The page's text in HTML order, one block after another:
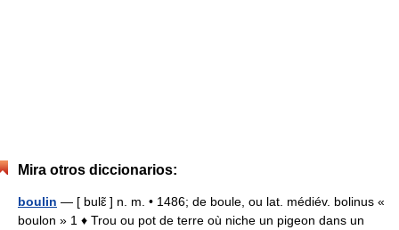
Mira otros diccionarios:
boulin — [ bulɛ̃ ] n. m. • 1486; de boule, ou lat. médiév. bolinus «
boulon » 1 ♦ Trou ou pot de terre où niche un pigeon dans un